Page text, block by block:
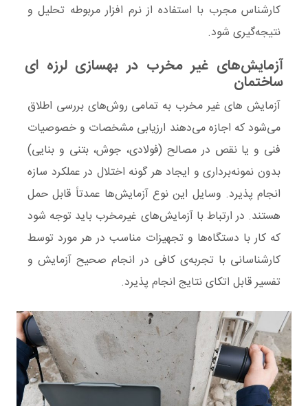
کارشناس مجرب با استفاده از نرم افزار مربوطه تحلیل و
نتیجه‌گیری شود.
آزمایش‌های غیر مخرب در بهسازی لرزه ای
ساختمان
آزمایش های غیر مخرب به تمامی روش‌های بررسی اطلاق
می‌شود که اجازه می‌دهند ارزیابی مشخصات و خصوصیات
فنی و یا نقص در مصالح (فولادی، جوش، بتنی و بنایی)
بدون نمونه‌برداریو ایجاد هر گونه اختلال در عملکرد سازه
انجام پذیرد. وسایل این نوع آزمایش‌ها عمدتاً قابل حمل
هستند. در ارتباط باآزمایش‌های غیرمخرب باید توجه شود
که کار با دستگاه‌ها و تجهیزات مناسب در هر مورد توسط
کارشناسانی با تجربه‌ی کافی در انجام صحیح آزمایش و
تفسیر قابل اتکای نتایج انجام پذیرد.